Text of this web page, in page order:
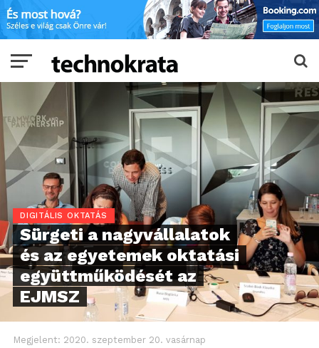
DIGITÁLIS OKTATÁS
Sürgeti a nagyvállalatok
és az egyetemek oktatási
együttműködését az
EJMSZ
Megjelent: 2020. szeptember 20. vasárnap